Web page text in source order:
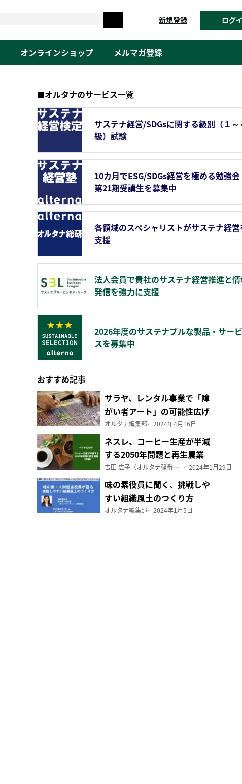
新規登録 ログ
オンラインショップ メルマガ登録
■オルタナのサービス一覧
サステナ経営/SDGsに関する級別（１～
級）試験
10カ月でESG/SDGs経営を極める勉強
第21期受講生を募集中
各領域のスペシャリストがサステナ経
支援
法人会員で貴社のサステナ経営推進と
発信を強力に支援
2026年度のサステナブルな製品・サービ
スを募集中
おすすめ記事
サラヤ、レンタル事業で「障
がい者アート」の可能性広げ
る
オルタナ編集部 2024年4月16日
ネスレ、コーヒー生産が半減
する2050年問題と再生農業
（前編）
吉田 広子（オルタナ輪番編集長） 2024年1月29日
味の素役員に聞く、挑戦しや
すい組織風土のつくり方
オルタナ編集部 2024年1月5日